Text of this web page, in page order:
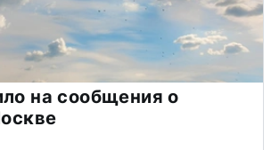
на сообщения о